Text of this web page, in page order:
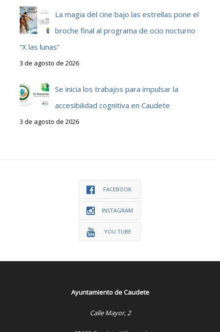
La magia del cine bajo las estrellas pone el
broche final al programa de ocio nocturno
“X las lunas”
3 de agosto de 2026
Se inicia los trabajos para impulsar la
accesibilidad cognitiva en Caudete
3 de agosto de 2026
FACEBOOK
INSTAGRAM
YOU TUBE
Ayuntamiento de Caudete
Calle Mayor, 2